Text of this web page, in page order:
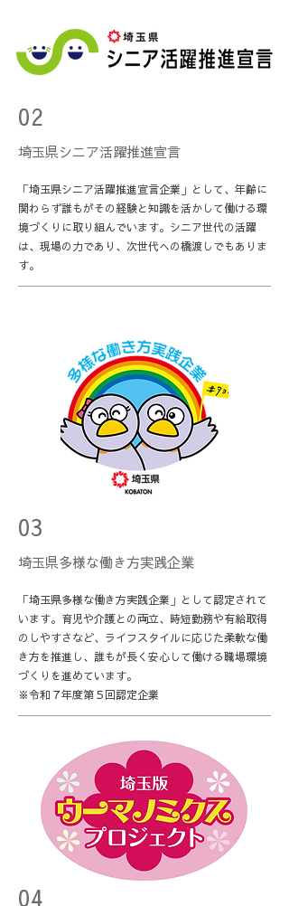
02
埼玉県シニア活躍推進宣言
「埼玉県シニア活躍推進宣言企業」として、年齢に
関わらず誰もがその経験と知識を活かして働ける環
境づくりに取り組んでいます。シニア世代の活躍
は、現場の力であり、次世代への橋渡しでもありま
す。
03
埼玉県多様な働き方実践企業
「埼玉県多様な働き方実践企業」として認定されて
います。育児や介護との両立、時短勤務や有給取得
のしやすさなど、ライフスタイルに応じた柔軟な働
き方を推進し、誰もが長く安心して働ける職場環境
づくりを進めています。
※令和７年度第５回認定企業
04